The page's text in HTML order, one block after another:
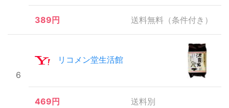
389円 送料無料（条件付き）
6
リコメン堂生活館
469円 送料別